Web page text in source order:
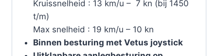
Kruissnelheid : 13 km/u – 7 kn (bij 1450
t/m)
Max snelheid : 19 km/u – 10 kn
Binnen besturing met Vetus joystick